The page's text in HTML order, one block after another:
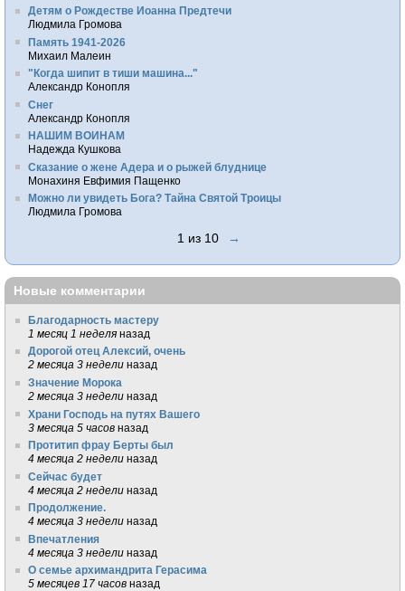
Детям о Рождестве Иоанна Предтечи
Людмила Громова
Память 1941-2026
Михаил Малеин
"Когда шипит в тиши машина..."
Александр Конопля
Снег
Александр Конопля
НАШИМ ВОИНАМ
Надежда Кушкова
Сказание о жене Адера и о рыжей блуднице
Монахиня Евфимия Пащенко
Можно ли увидеть Бога? Тайна Святой Троицы
Людмила Громова
1 из 10 →
Новые комментарии
Благодарность мастеру
1 месяц 1 неделя назад
Дорогой отец Алексий, очень
2 месяца 3 недели назад
Значение Морока
2 месяца 3 недели назад
Храни Господь на путях Вашего
3 месяца 5 часов назад
Протитип фрау Берты был
4 месяца 2 недели назад
Сейчас будет
4 месяца 2 недели назад
Продолжение.
4 месяца 3 недели назад
Впечатления
4 месяца 3 недели назад
О семье архимандрита Герасима
5 месяцев 17 часов назад